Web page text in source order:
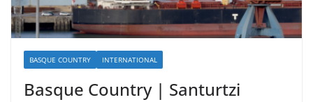
BASQUE COUNTRY INTERNATIONAL
Basque Country | Santurtzi